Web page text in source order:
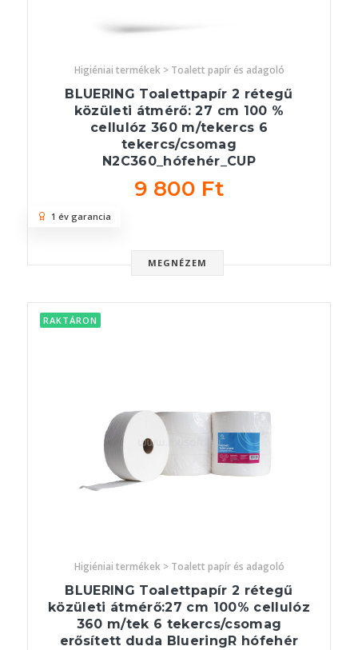
Higiéniai termékek > Toalett papír és adagoló
BLUERING Toalettpapír 2 rétegű
közületi átmérő: 27 cm 100 %
cellulóz 360 m/tekercs 6
tekercs/csomag
N2C360_hófehér_CUP
9 800 Ft
MEGNÉZEM
1 év garancia
RAKTÁRON
Higiéniai termékek > Toalett papír és adagoló
BLUERING Toalettpapír 2 rétegű
közületi átmérő:27 cm 100% cellulóz
360 m/tek 6 tekercs/csomag
erősített duda BlueringR hófehér